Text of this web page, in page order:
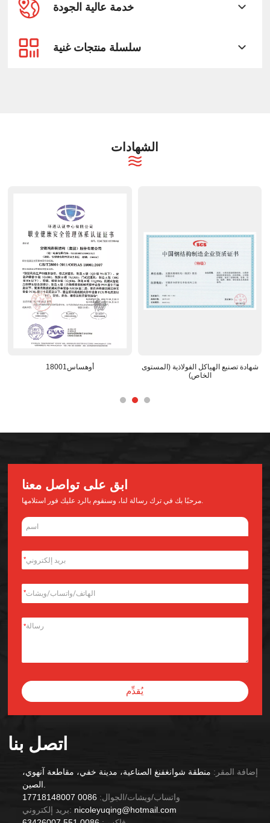
خدمة عالية الجودة
سلسلة منتجات غنية
الشهادات
شهادة تصنيع الهياكل الفولاذية (المستوى
البحث والتطوير الوطني المعترف
اتصل بنا
إضافة المقر: منطقة شوانغفنغ الصناعية، مدينة خفي، مقاطعة آنهوي،
الصين.
واتساب/ويشات/الجوال: 0086 17718148007
بريد إلكتروني: nicoleyuqing@hotmail.com
ابق على تواصل معنا
مرحبًا بك في ترك رسالة لنا، وسنقوم بالرد عليك فور استلامها.
*
*
*
يُقدِّم